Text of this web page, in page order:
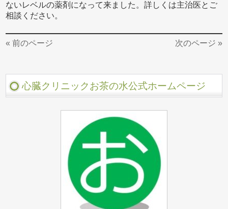
ないレベルの薬剤になって来ました。詳しくは主治医とご
相談ください。
« 前のページ 次のページ »
心臓クリニックお茶の水公式ホームページ